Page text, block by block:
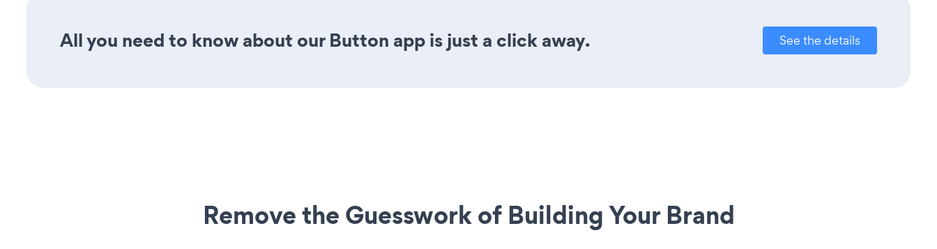
All you need to know about our Button app is just a click away. See the details
Remove the Guesswork of Building Your Brand